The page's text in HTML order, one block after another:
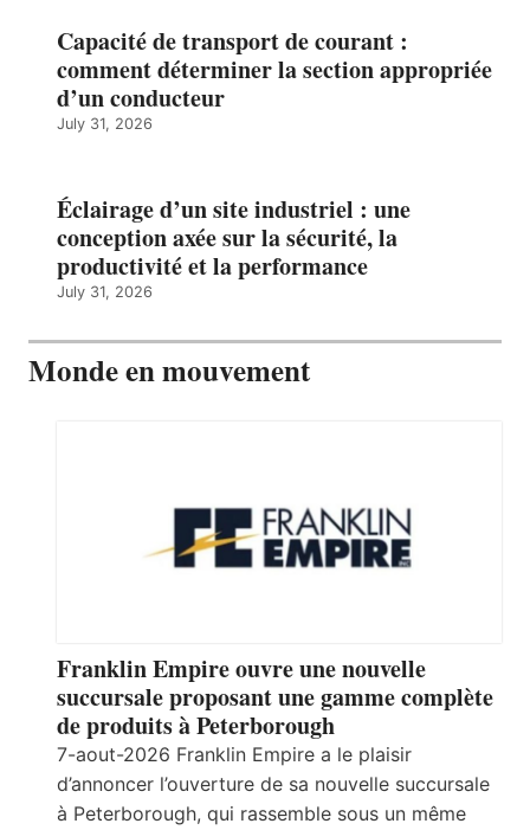
Capacité de transport de courant :
comment déterminer la section appropriée
d’un conducteur
July 31, 2026
Éclairage d’un site industriel : une
conception axée sur la sécurité, la
productivité et la performance
July 31, 2026
Monde en mouvement
Franklin Empire ouvre une nouvelle
succursale proposant une gamme complète
de produits à Peterborough
7-aout-2026 Franklin Empire a le plaisir
d’annoncer l’ouverture de sa nouvelle succursale
à Peterborough, qui rassemble sous un même